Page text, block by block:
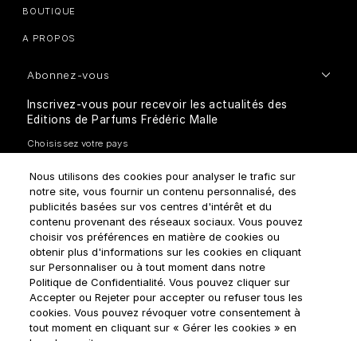
BOUTIQUE
A PROPOS
Abonnez-vous
Inscrivez-vous pour recevoir les actualités des
Editions de Parfums Frédéric Malle
Comment traitons-nous vos données personnelles?
Nous utilisons des cookies pour analyser le trafic sur
notre site, vous fournir un contenu personnalisé, des
publicités basées sur vos centres d'intérêt et du
contenu provenant des réseaux sociaux. Vous pouvez
choisir vos préférences en matière de cookies ou
obtenir plus d'informations sur les cookies en cliquant
sur Personnaliser ou à tout moment dans notre
Politique de Confidentialité. Vous pouvez cliquer sur
Accepter ou Rejeter pour accepter ou refuser tous les
cookies. Vous pouvez révoquer votre consentement à
tout moment en cliquant sur « Gérer les cookies » en